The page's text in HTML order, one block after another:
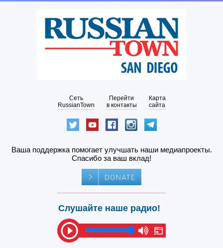
Сеть
RussianTown
Перейти
в контакты
Карта
сайта
Ваша поддержка помогает улучшать наши медиапроекты.
Спасибо за ваш вклад!
Слушайте наше радио!